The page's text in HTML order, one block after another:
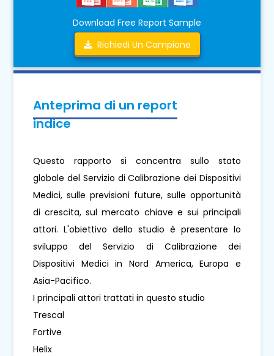
Download Free Report Sample
Richiedi Un Campione
Anteprima di un report
indice
Questo rapporto si concentra sullo stato
globale del Servizio di Calibrazione dei Dispositivi
Medici, sulle previsioni future, sulle opportunità
di crescita, sul mercato chiave e sui principali
attori. L'obiettivo dello studio è presentare lo
sviluppo del Servizio di Calibrazione dei
Dispositivi Medici in Nord America, Europa e
Asia-Pacifico.
I principali attori trattati in questo studio
Trescal
Fortive
Helix